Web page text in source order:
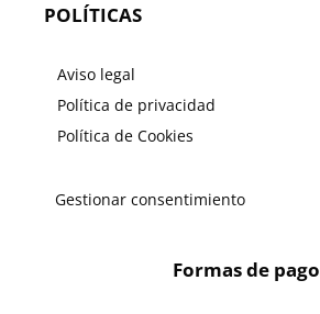
POLÍTICAS
Aviso legal
Política de privacidad
Política de Cookies
Gestionar consentimiento
Formas de pago